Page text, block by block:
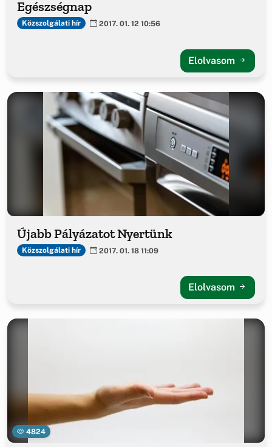
Egészségnap
Közszolgálati hír 2017. 01. 12 10:56
Elolvasom
Újabb Pályázatot Nyertünk
Közszolgálati hír 2017. 01. 18 11:09
Elolvasom
4824